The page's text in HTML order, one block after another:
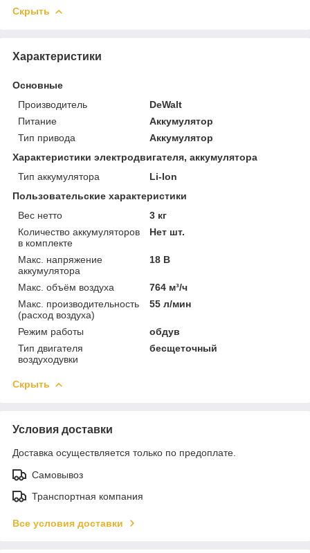
Скрыть
Характеристики
Основные
Производитель
DeWalt
Питание
Аккумулятор
Тип привода
Аккумулятор
Характеристики электродвигателя, аккумулятора
Тип аккумулятора
Li-Ion
Пользовательские характеристики
Вес нетто
3 кг
Количество аккумуляторов
в комплекте
Нет шт.
Макс. напряжение
аккумулятора
18 В
Макс. объём воздуха
764 м³/ч
Макс. производительность
(расход воздуха)
55 л/мин
Режим работы
обдув
Тип двигателя
воздуходувки
бесщеточный
Скрыть
Условия доставки
Доставка осуществляется только по предоплате.
Самовывоз
Транспортная компания
Все условия доставки